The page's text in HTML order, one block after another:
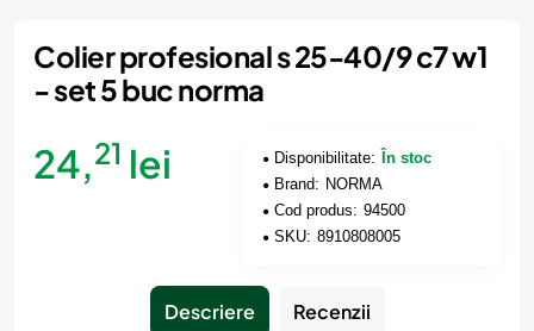
Colier profesional s 25-40/9 c7 w1
- set 5 buc norma
24,21 lei Disponibilitate:
În stoc
Brand: NORMA
Cod produs: 94500
SKU: 8910808005
Descriere Recenzii